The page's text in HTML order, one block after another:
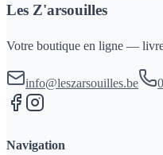
Les Z'arsouilles
Votre boutique en ligne —
info@leszarsouilles.be
Navigation